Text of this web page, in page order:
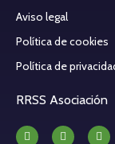
Aviso legal
Política de cookies
Política de
RRSS Asociación